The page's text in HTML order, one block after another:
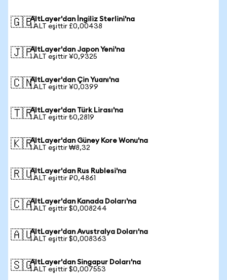
🇬🇧AltLayer'dan İngiliz Sterlini'na
1 ALT eşittir £0,00438
🇯🇵AltLayer'dan Japon Yeni'na
1 ALT eşittir ¥0,9325
🇨🇳AltLayer'dan Çin Yuanı'na
1 ALT eşittir ¥0,0399
🇹🇷AltLayer'dan Türk Lirası'na
1 ALT eşittir ₺0,2819
🇰🇷AltLayer'dan Güney Kore Wonu'na
1 ALT eşittir ₩8,32
🇷🇺AltLayer'dan Rus Rublesi'na
1 ALT eşittir ₽0,4861
🇨🇦AltLayer'dan Kanada Doları'na
1 ALT eşittir $0,008244
🇦🇺AltLayer'dan Avustralya Doları'na
1 ALT eşittir $0,008363
🇸🇬AltLayer'dan Singapur Doları'na
1 ALT eşittir $0,007553